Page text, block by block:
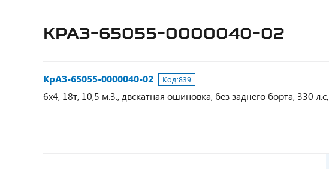
КРАЗ-65055-0000040-02
КрАЗ-65055-0000040-02 Код:839
6х4, 18т, 10,5 м.3., двскатная ошиновка, без заднего борта, 330 л.с,